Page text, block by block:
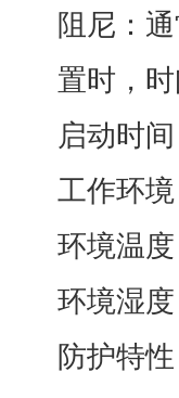
阻尼：
置时，
启动时
工作环
环境温
环境湿
防护特